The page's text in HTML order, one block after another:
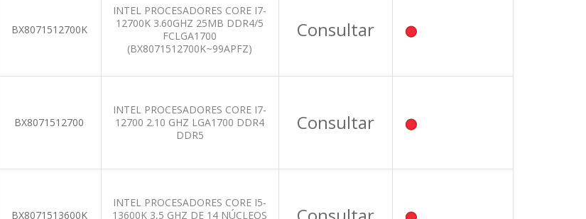
BX8071512700K
INTEL PROCESADORES CORE I7-
12700K 3.60GHZ 25MB DDR4/5
FCLGA1700
(BX8071512700K~99APFZ)
Consultar
BX8071512700
INTEL PROCESADORES CORE I7-
12700 2.10 GHZ LGA1700 DDR4
DDR5
Consultar
BX8071513600K
INTEL PROCESADORES CORE I5-
13600K 3,5 GHZ DE 14 NÚCLEOS